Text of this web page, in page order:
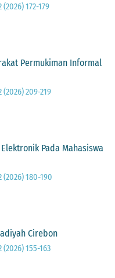
172-179
Permukiman Informal
209-219
Pada Mahasiswa
180-190
Cirebon
155-163